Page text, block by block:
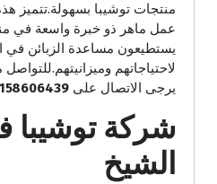
منتجات توشيبا بسهولة.تتميز
عمل ماهر ذو خبرة واسعة في
يستطيعون مساعدة الزبائن في
لاحتياجاتهم
يرجى الاتصال على
شركة توشيبا
الشيخ